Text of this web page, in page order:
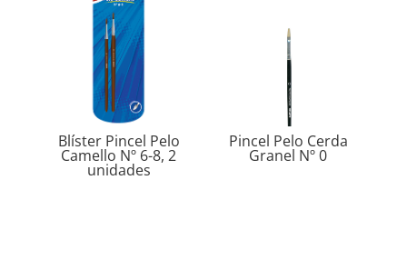
Blíster Pincel Pelo
Camello Nº 6-8, 2
unidades
Pincel Pelo Cerda
Granel Nº 0